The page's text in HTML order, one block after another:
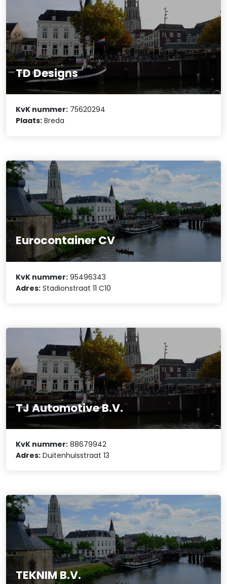
TD Designs
KvK nummer: 75620294
Plaats: Breda
Eurocontainer CV
KvK nummer: 95496343
Adres: Stadionstraat 11 C10
TJ Automotive B.V.
KvK nummer: 88679942
Adres: Duitenhuisstraat 13
TEKNIM B.V.